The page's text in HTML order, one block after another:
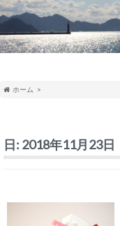
ホーム
日: 2018年11月23日